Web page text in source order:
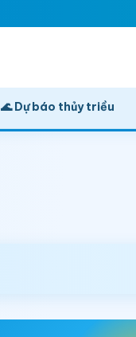
🌊 Dự báo thủy triều